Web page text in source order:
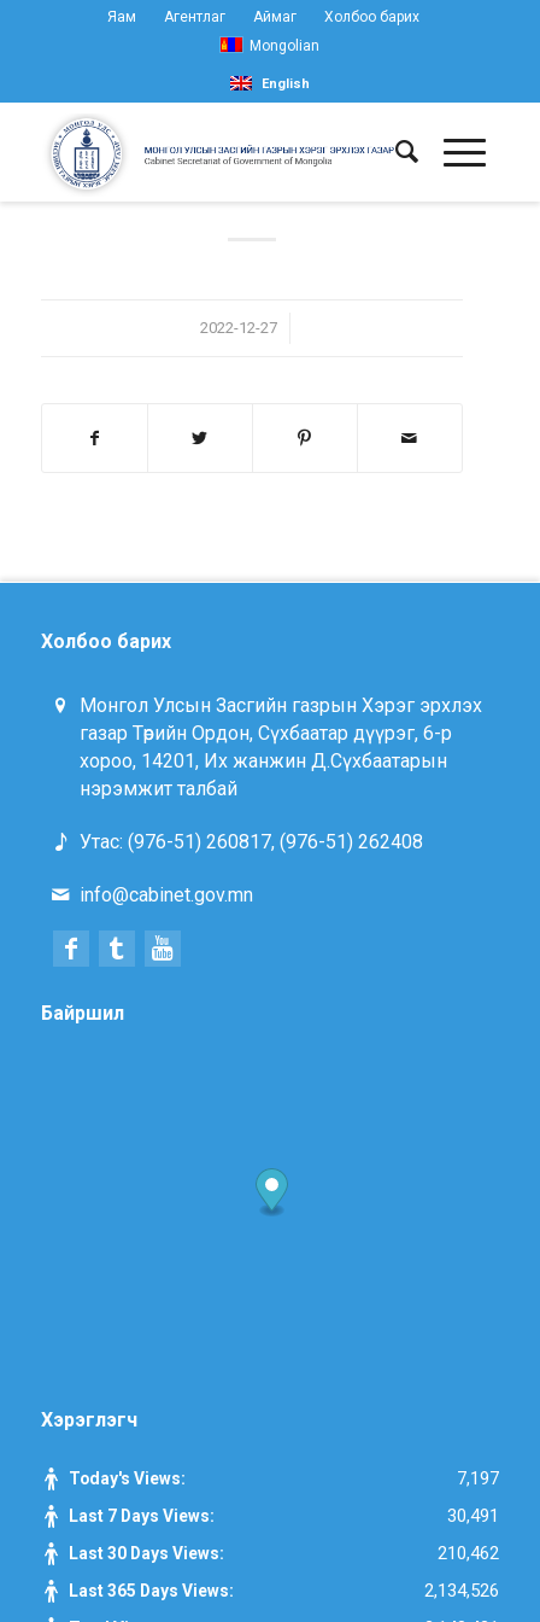
Яам Агентлаг Аймаг
Холбоо барих
Mongolian
English
2022-12-27
/
Холбоо барих
Монгол Улсын Засгийн газрын Хэрэг эрхлэх
газар Төрийн Ордон, Сүхбаатар дүүрэг, 6-р
хороо, 14201, Их жанжин Д.Сүхбаатарын
нэрэмжит талбай
Утас: (976-51) 260817, (976-51) 262408
info@cabinet.gov.mn
Байршил
Хэрэглэгч
Today's Views: 7,197
Last 7 Days Views: 30,491
Last 30 Days Views: 210,462
Last 365 Days Views: 2,134,526